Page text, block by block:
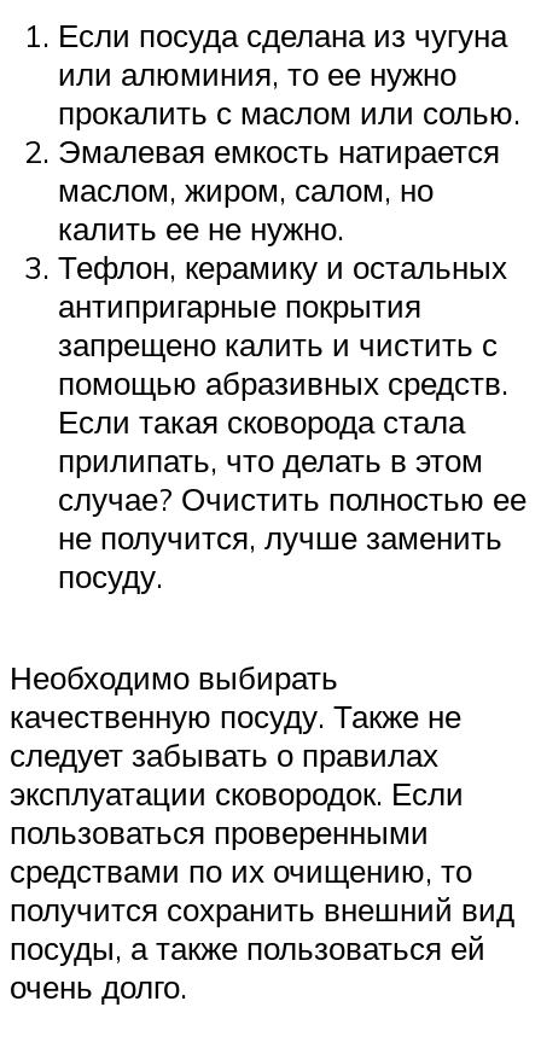
Если посуда сделана из чугуна
или алюминия, то ее нужно
прокалить с маслом или солью.
Эмалевая емкость натирается
маслом, жиром, салом, но
калить ее не нужно.
Тефлон, керамику и остальных
антипригарные покрытия
запрещено калить и чистить с
помощью абразивных средств.
Если такая сковорода стала
прилипать, что делать в этом
случае? Очистить полностью ее
не получится, лучше заменить
посуду.
Необходимо выбирать
качественную посуду. Также не
следует забывать о правилах
эксплуатации сковородок. Если
пользоваться проверенными
средствами по их очищению, то
получится сохранить внешний вид
посуды, а также пользоваться ей
очень долго.